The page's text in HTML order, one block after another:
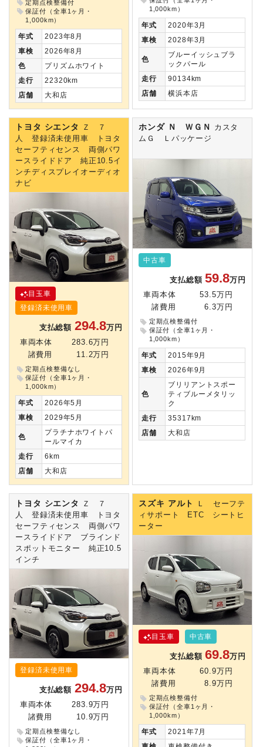
定期点検整備付
保証付（全車1ヶ月・
1,000km）
年式
2023年8月
車検
2026年8月
色
プリズムホワイト
走行
22320km
店舗
大和店
1,000km）
年式
2020年3月
車検
2028年3月
色
ブルーイッシュブラ
ックパール
走行
90134km
店舗
横浜本店
トヨタ シエンタ
Ｚ ７
人 登録済未使用車 トヨタ
セーフティセンス 両側パワ
ースライドドア 純正10.5イ
ンチディスプレイオーディオ
ナビ
目玉車
登録済未使用車
支払総額 294.8万円
車両本体
283.6万円
諸費用
11.2万円
定期点検整備なし
保証付（全車1ヶ月・
1,000km）
年式
2026年5月
車検
2029年5月
色
プラチナホワイトパ
ールマイカ
走行
6km
店舗
大和店
ホンダ Ｎ ＷＧＮ
カスタ
ムＧ Ｌパッケージ
中古車
支払総額59.8万円
車両本体
53.5万円
諸費用
6.3万円
定期点検整備付
保証付（全車1ヶ月・
1,000km）
年式
2015年9月
車検
2026年9月
色
ブリリアントスポー
ティブルーメタリッ
ク
走行
35317km
店舗
大和店
トヨタ シエンタ
Ｚ ７
人 登録済未使用車 トヨタ
セーフティセンス 両側パワ
ースライドドア ブラインド
スポットモニター 純正10.5
インチ
登録済未使用車
支払総額 294.8万円
車両本体
283.9万円
諸費用
10.9万円
定期点検整備なし
保証付（全車1ヶ月・
スズキ アルト
Ｌ セーフテ
ィサポート ETC シートヒ
ーター
目玉車 中古車
支払総額69.8万円
車両本体
60.9万円
諸費用
8.9万円
定期点検整備付
保証付（全車1ヶ月・
1,000km）
年式
2021年7月